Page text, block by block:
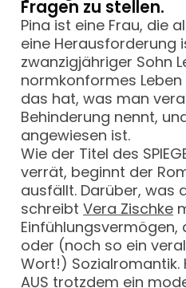
Fragen zu stellen.
Pina ist eine Frau, die
eine Herausforderung
zwanzigjähriger Sohn
normkonformes
das hat, was man
Behinderung nennt,
angewiesen ist.
Wie der Titel des
verrät, beginnt der
ausfällt. Darüber, was
schreibtVera Zischke
Einfühlungsvermögen,
oder (noch so ein
Wort!) Sozialromantik.
AUS trotzdem ein